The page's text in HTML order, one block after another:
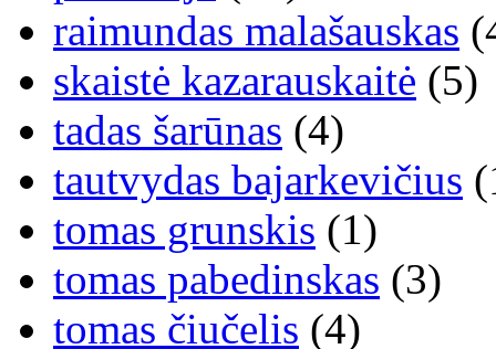
raimundas malašauskas
skaistė kazarauskaitė (5)
tadas šarūnas (4)
tautvydas bajarkevičius
tomas grunskis (1)
tomas pabedinskas (3)
tomas čiučelis (4)